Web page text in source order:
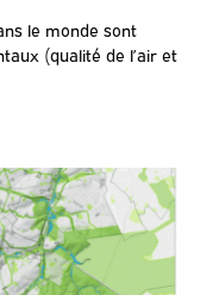
le monde sont
(qualité de l’air et